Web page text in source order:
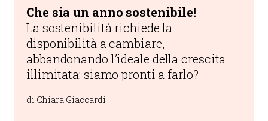
Che sia un anno sostenibile!
La sostenibilità richiede la
disponibilità a cambiare,
abbandonando l’ideale della crescita
illimitata: siamo pronti a farlo?
di Chiara Giaccardi